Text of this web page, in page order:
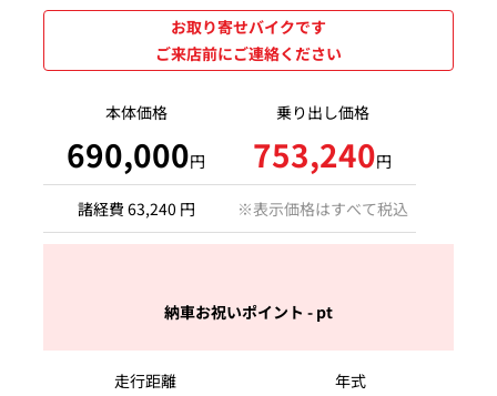
お取り寄せバイクです
ご来店前にご連絡ください
本体価格 乗り出し価格
690,000円 753,240円
諸経費 63,240 円 ※表示価格はすべて税込
納車お祝いポイント - pt
走行距離 年式